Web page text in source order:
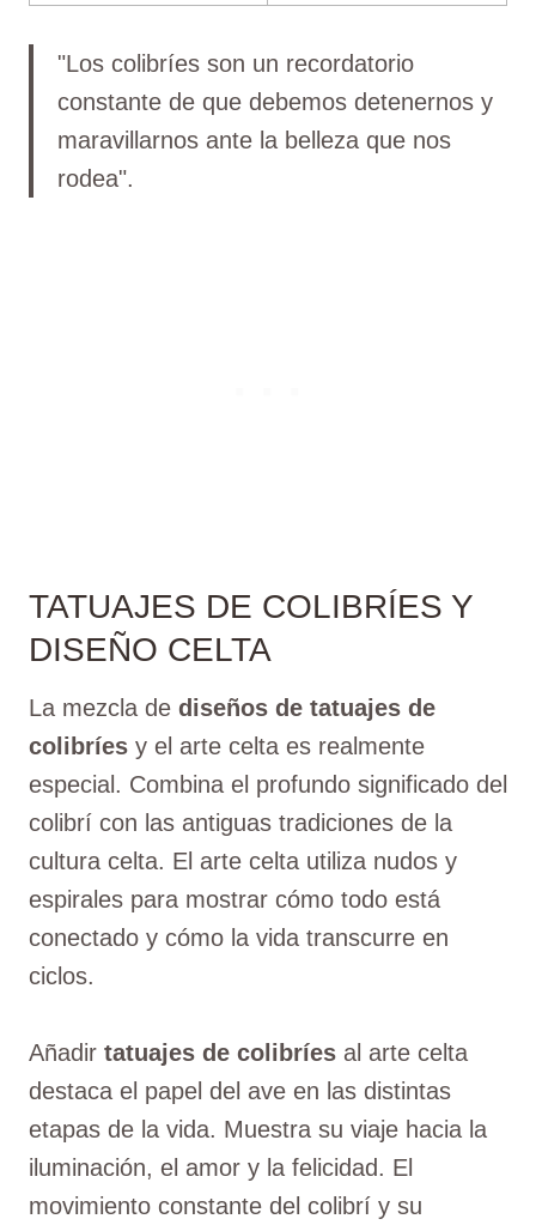
"Los colibríes son un recordatorio
constante de que debemos detenernos y
maravillarnos ante la belleza que nos
rodea".
TATUAJES DE COLIBRÍES Y
DISEÑO CELTA
La mezcla de diseños de tatuajes de
colibríes y el arte celta es realmente
especial. Combina el profundo significado del
colibrí con las antiguas tradiciones de la
cultura celta. El arte celta utiliza nudos y
espirales para mostrar cómo todo está
conectado y cómo la vida transcurre en
ciclos.
Añadir tatuajes de colibríes al arte celta
destaca el papel del ave en las distintas
etapas de la vida. Muestra su viaje hacia la
iluminación, el amor y la felicidad. El
movimiento constante del colibrí y su